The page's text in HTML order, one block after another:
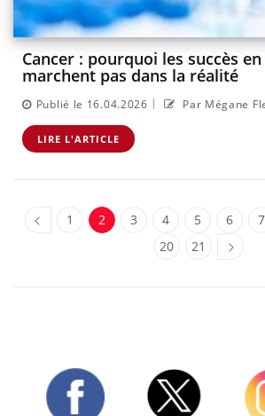
Cancer : pourquoi les succès
marchent pas dans la réalité
Publié le 16.04.2026 | Par Mégane
LIRE L'ARTICLE
1 2 3 4 5 6 7
20
21